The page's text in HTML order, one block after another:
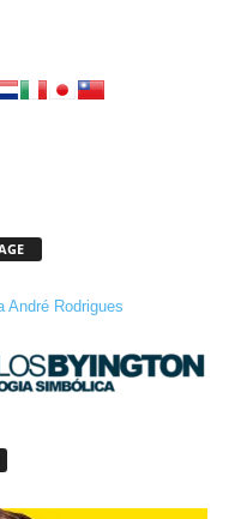
André Rodrigues